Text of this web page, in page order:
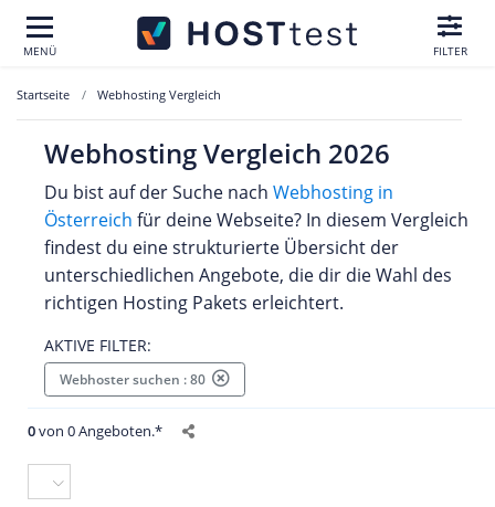
MENÜ FILTER
Startseite Webhosting Vergleich
Webhosting Vergleich 2026
Du bist auf der Suche nach Webhosting in
Österreich für deine Webseite? In diesem Vergleich
findest du eine strukturierte Übersicht der
unterschiedlichen Angebote, die dir die Wahl des
richtigen Hosting Pakets erleichtert.
AKTIVE FILTER:
Webhoster suchen : 80
0von 0 Angeboten.*